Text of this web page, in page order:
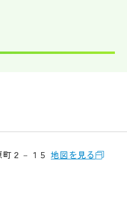
町２－１５地図を見る